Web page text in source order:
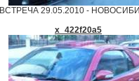
ВСТРЕЧА 29.05.2010 -
x_422f20a5